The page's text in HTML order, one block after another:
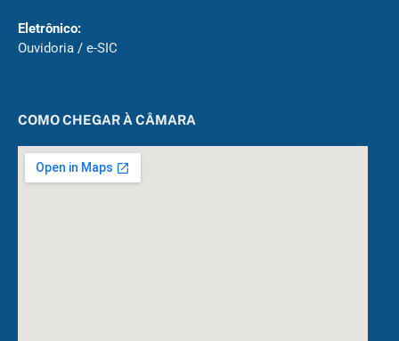
Eletrônico:
Ouvidoria / e-SIC
COMO CHEGAR À CÂMARA